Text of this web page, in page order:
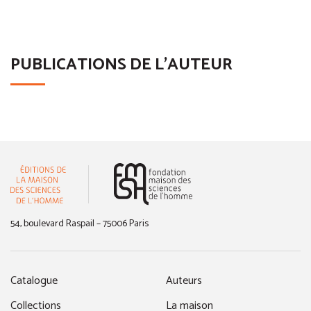
PUBLICATIONS DE L'AUTEUR
54, boulevard Raspail – 75006 Paris
Catalogue
Collections
Auteurs
La maison